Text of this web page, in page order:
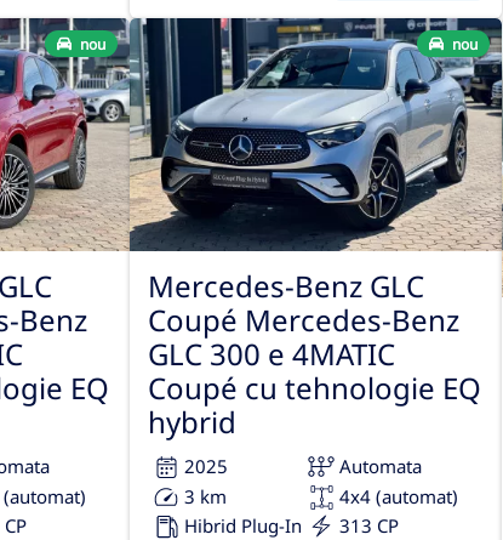
nou
Benz
EQ
nou
Mercedes-Benz GLC
Coupé Mercedes-Benz
GLC 300 e 4MATIC
Coupé cu tehnologie EQ
hybrid
2025
Automata
3 km
4x4 (automat)
Hibrid Plug-In
313 CP